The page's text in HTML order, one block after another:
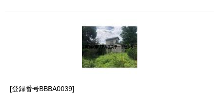
登録番号BBBA0039